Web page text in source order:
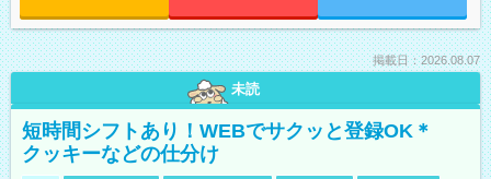
掲載日：2026.08.07
未読
短時間シフトあり！WEBでサクッと登録OK＊
クッキーなどの仕分け